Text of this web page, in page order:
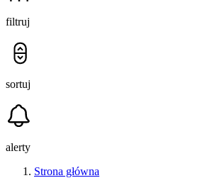
filtruj
sortuj
alerty
Strona główna